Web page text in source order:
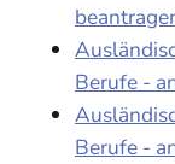
Berufe -
Berufe -